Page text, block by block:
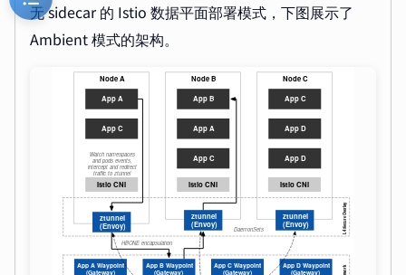
无 sidecar 的 Istio 数据平面部署模式，下图展示了
Ambient 模式的架构。